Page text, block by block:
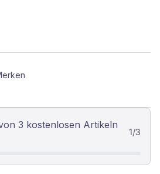
3 kostenlosen Artikeln
1/3